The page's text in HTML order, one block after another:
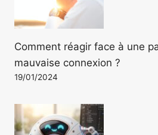
Comment réagir face à une
mauvaise connexion ?
19/01/2024